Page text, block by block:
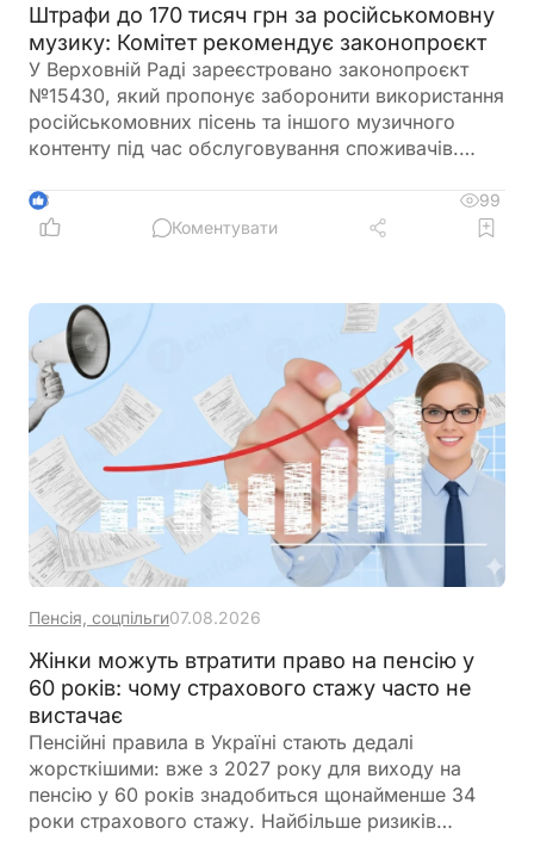
Штрафи до 170 тисяч грн за російськомовну
музику: Комітет рекомендує законопроєкт
У Верховній Раді зареєстровано законопроєкт
№15430, який пропонує заборонити використання
російськомовних пісень та іншого музичного
контенту під час обслуговування споживачів.
громадського харчування, магазини, салони
краси, торговельні центри та інші суб'єкти сфери
клієнтів. За порушення нових вимог пропонується
запровадити значні штрафи – від 8 500 грн за
перше порушення до 170 000 грн за систематичне
недотримання правил
3
99
Коментувати
Пенсія, соцпільги07.08.2026
Жінки можуть втратити право на пенсію у
60 років: чому страхового стажу часто не
вистачає
Пенсійні правила в Україні стають дедалі
жорсткішими: вже з 2027 року для виходу на
пенсію у 60 років знадобиться щонайменше 34
роки страхового стажу. Найбільше ризиків